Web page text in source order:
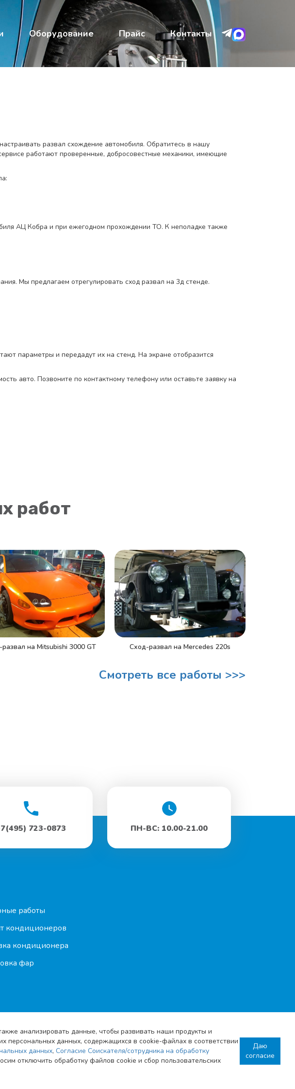
анализировать данные, чтобы развивать наши продукты и
персональных данных, содержащихся в cookie-файлах в соответствии
данных, Согласие Соискателя/сотрудника на обработку
отключить обработку файлов cookie и сбор пользовательских
Даю
согласие
Оборудование Прайс Контакты
развал схождение автомобиля. Обратитесь в нашу
работают проверенные, добросовестные механики, имеющие
АЦ Кобра и при ежегодном прохождении ТО. К неполадке также
Мы предлагаем отрегулировать сход развал на 3д стенде.
параметры и передадут их на стенд. На экране отобразится
авто. Позвоните по контактному телефону или оставьте заявку на
работ
на Mitsubishi 3000 GT Сход-развал на Mercedes 220s
Смотреть все работы >>>
723-0873 ПН-ВС: 10.00-21.00
работы
кондиционеров
кондиционера
фар
на
Согласие Соискателя/сотрудника на